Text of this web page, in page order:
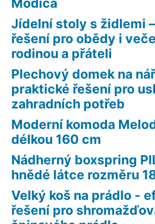
Jídelní stoly s židlemi
řešení pro obědy i
rodinou a přáteli
Plechový domek na
praktické řešení pro
zahradních potřeb
Moderní komoda
délkou 160 cm
Nádherný boxspring
hnědé látce rozměru
Velký koš na prádlo -
řešení pro